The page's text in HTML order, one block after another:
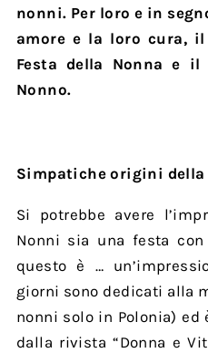
nonni. Per loro e in
amore e la loro cura,
Festa della Nonna e
Nonno.
Simpatiche origini della
Si potrebbe avere
Nonni sia una festa
questo è …
giorni sono dedicati alla
nonni solo in Polonia) ed
dalla rivista “Donna e